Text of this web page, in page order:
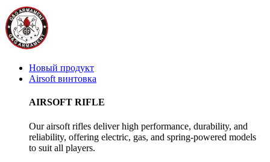
Новый продукт
Airsoft винтовка
AIRSOFT RIFLE
Our airsoft rifles deliver high performance, durability, and
reliability, offering electric, gas, and spring-powered models
to suit all players.